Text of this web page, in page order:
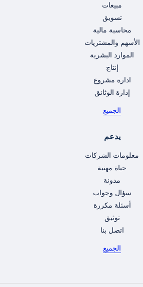
مبيعات
تسويق
محاسبة مالية
الأسهم والمشتريات
الموارد البشرية
إنتاج
ادارة مشروع
إدارة الوثائق
الجميع
يدعم
معلومات الشركات
حياة مهنية
مدونة
سؤال وجواب
أسئلة مكررة
توثيق
اتصل بنا
الجميع